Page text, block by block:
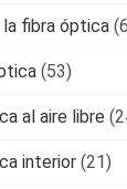
fibra óptica
(53)
al aire libre
interior (21)